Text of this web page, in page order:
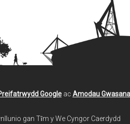
Googleac Amodau
gan Tȋm y We Cyngor Caerdydd